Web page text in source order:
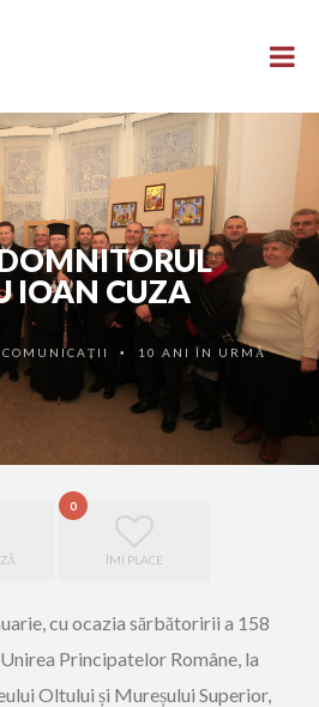
IOAN CUZA
• 10 ANI ÎN URMĂ
0
ÎMI PLACE
cu ocazia sărbătoririi a 158
Principatelor Române, la
Oltului și Mureșului Superior,